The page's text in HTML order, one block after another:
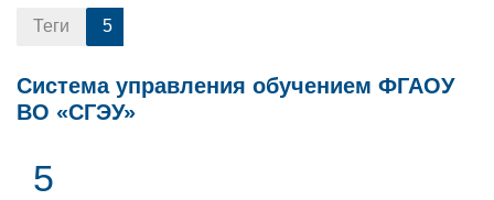
Теги 5
Система управления обучением ФГАОУ
ВО «СГЭУ»
5